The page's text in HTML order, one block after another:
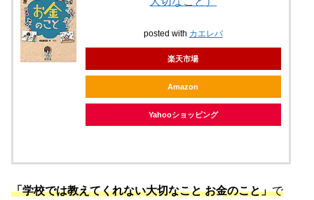
posted with カエレバ
楽天市場
Amazon
Yahooショッピング
「学校では教えてくれない大切なこと お金のこと」で